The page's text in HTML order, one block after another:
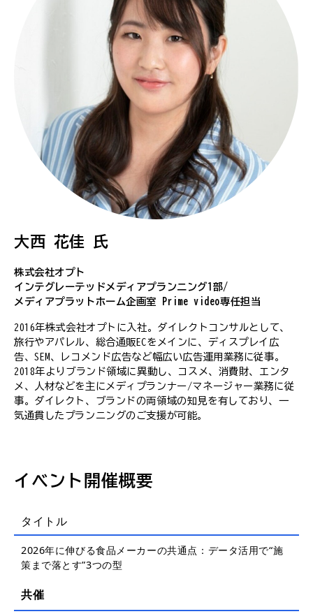
大西 花佳 氏
株式会社オプト
インテグレーテッドメディアプランニング1部/
メディアプラットホーム企画室 Prime video専任担当
2016年株式会社オプトに入社。ダイレクトコンサルとして、
旅行やアパレル、総合通販ECをメインに、ディスプレイ広
告、SEM、レコメンド広告など幅広い広告運用業務に従事。
2018年よりブランド領域に異動し、コスメ、消費財、エンタ
メ、人材などを主にメディプランナー/マネージャー業務に従
事。ダイレクト、ブランドの両領域の知見を有しており、一
気通貫したプランニングのご支援が可能。
イベント開催概要
タイトル
2026年に伸びる食品メーカーの共通点：データ活用で“施
策まで落とす”3つの型
共催